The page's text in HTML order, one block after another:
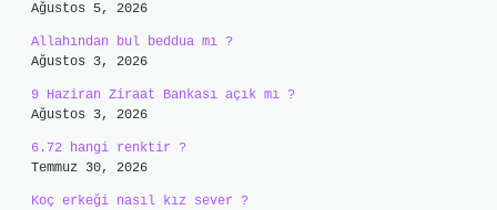
Ağustos 5, 2026
Allahından bul beddua mı ?
Ağustos 3, 2026
9 Haziran Ziraat Bankası açık mı ?
Ağustos 3, 2026
6.72 hangi renktir ?
Temmuz 30, 2026
Koç erkeği nasıl kız sever ?